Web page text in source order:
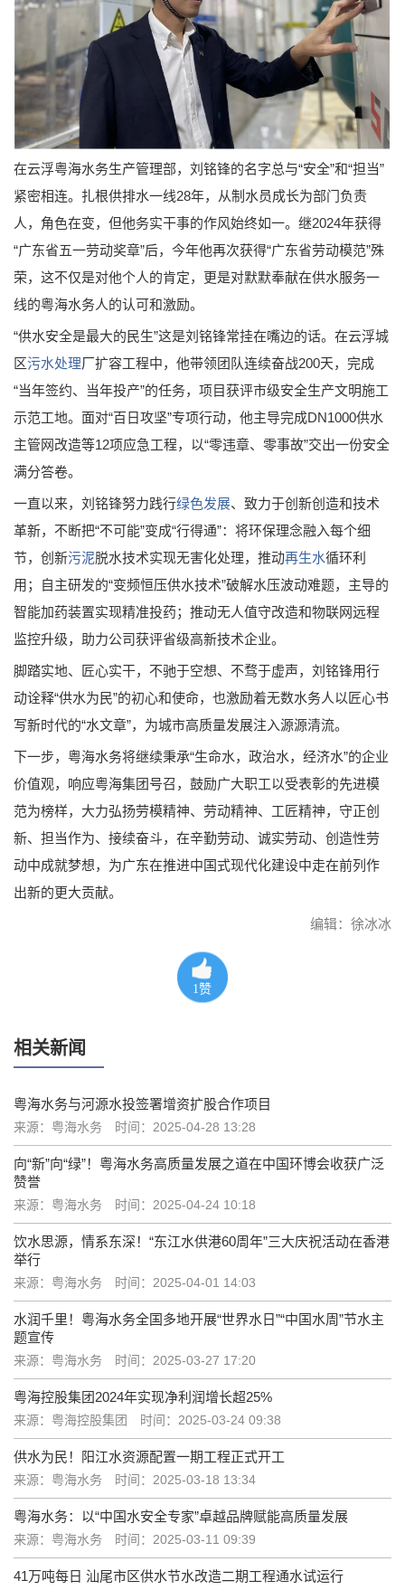
在云浮粤海水务生产管理部，刘铭锋的名字总与“安全”和“担当”
紧密相连。扎根供排水一线28年，从制水员成长为部门负责
人，角色在变，但他务实干事的作风始终如一。继2024年获得
“广东省五一劳动奖章”后，今年他再次获得“广东省劳动模范”殊
荣，这不仅是对他个人的肯定，更是对默默奉献在供水服务一
线的粤海水务人的认可和激励。
“供水安全是最大的民生”这是刘铭锋常挂在嘴边的话。在云浮城
区污水处理厂扩容工程中，他带领团队连续奋战200天，完成
“当年签约、当年投产”的任务，项目获评市级安全生产文明施工
示范工地。面对“百日攻坚”专项行动，他主导完成DN1000供水
主管网改造等12项应急工程，以“零违章、零事故”交出一份安全
满分答卷。
一直以来，刘铭锋努力践行绿色发展、致力于创新创造和技术
革新，不断把“不可能”变成“行得通”：将环保理念融入每个细
节，创新污泥脱水技术实现无害化处理，推动再生水循环利
用；自主研发的“变频恒压供水技术”破解水压波动难题，主导的
智能加药装置实现精准投药；推动无人值守改造和物联网远程
监控升级，助力公司获评省级高新技术企业。
脚踏实地、匠心实干，不驰于空想、不骛于虚声，刘铭锋用行
动诠释“供水为民”的初心和使命，也激励着无数水务人以匠心书
写新时代的“水文章”，为城市高质量发展注入源源清流。
下一步，粤海水务将继续秉承“生命水，政治水，经济水”的企业
价值观，响应粤海集团号召，鼓励广大职工以受表彰的先进模
范为榜样，大力弘扬劳模精神、劳动精神、工匠精神，守正创
新、担当作为、接续奋斗，在辛勤劳动、诚实劳动、创造性劳
动中成就梦想，为广东在推进中国式现代化建设中走在前列作
出新的更大贡献。
编辑：徐冰冰
1赞
相关新闻
粤海水务与河源水投签署增资扩股合作项目
来源：粤海水务 时间：2025-04-28 13:28
向“新”向“绿”！粤海水务高质量发展之道在中国环博会收获广泛
赞誉
来源：粤海水务 时间：2025-04-24 10:18
饮水思源，情系东深！“东江水供港60周年”三大庆祝活动在香港
举行
来源：粤海水务 时间：2025-04-01 14:03
水润千里！粤海水务全国多地开展“世界水日”“中国水周”节水主
题宣传
来源：粤海水务 时间：2025-03-27 17:20
粤海控股集团2024年实现净利润增长超25%
来源：粤海控股集团 时间：2025-03-24 09:38
供水为民！阳江水资源配置一期工程正式开工
来源：粤海水务 时间：2025-03-18 13:34
粤海水务：以“中国水安全专家”卓越品牌赋能高质量发展
来源：粤海水务 时间：2025-03-11 09:39
41万吨每日 汕尾市区供水节水改造二期工程通水试运行